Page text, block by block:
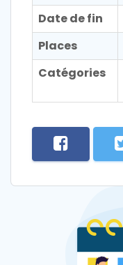
Date de fin
Places
Catégories